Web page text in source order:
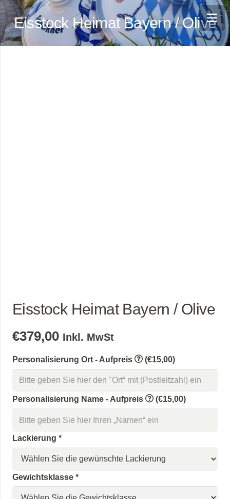
Eisstock Heimat Bayern / Olive
Eisstock Heimat Bayern / Olive
€379,00 Inkl. MwSt
Personalisierung Ort - Aufpreis (€15,00)
Personalisierung Name - Aufpreis (€15,00)
Lackierung *
Gewichtsklasse *